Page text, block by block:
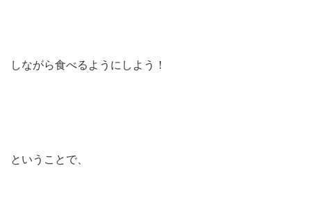
しながら食べるようにしよう！
ということで、